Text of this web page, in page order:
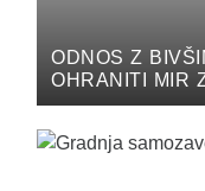
ODNOS Z
OHRANITI MIR